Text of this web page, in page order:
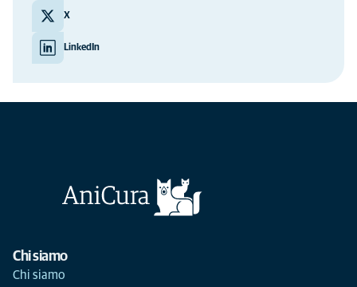
X
LinkedIn
Chi siamo
Chi siamo